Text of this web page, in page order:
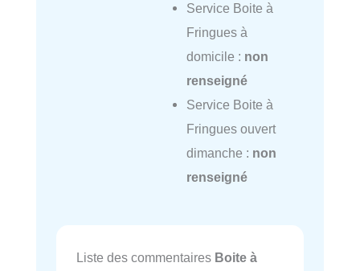
Service Boite à
Fringues à
domicile : non
renseigné
Service Boite à
Fringues ouvert
dimanche : non
renseigné
Liste des commentaires Boite à